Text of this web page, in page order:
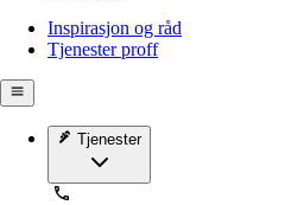
Inspirasjon og råd
Tjenester proff
Tjenester